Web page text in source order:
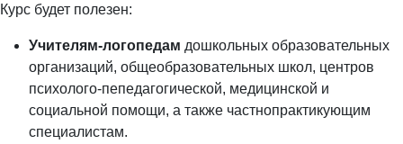
Курс будет полезен:
Учителям-логопедам дошкольных образовательных
организаций, общеобразовательных школ, центров
психолого-пепедагогической, медицинской и
социальной помощи, а также частнопрактикующим
специалистам.